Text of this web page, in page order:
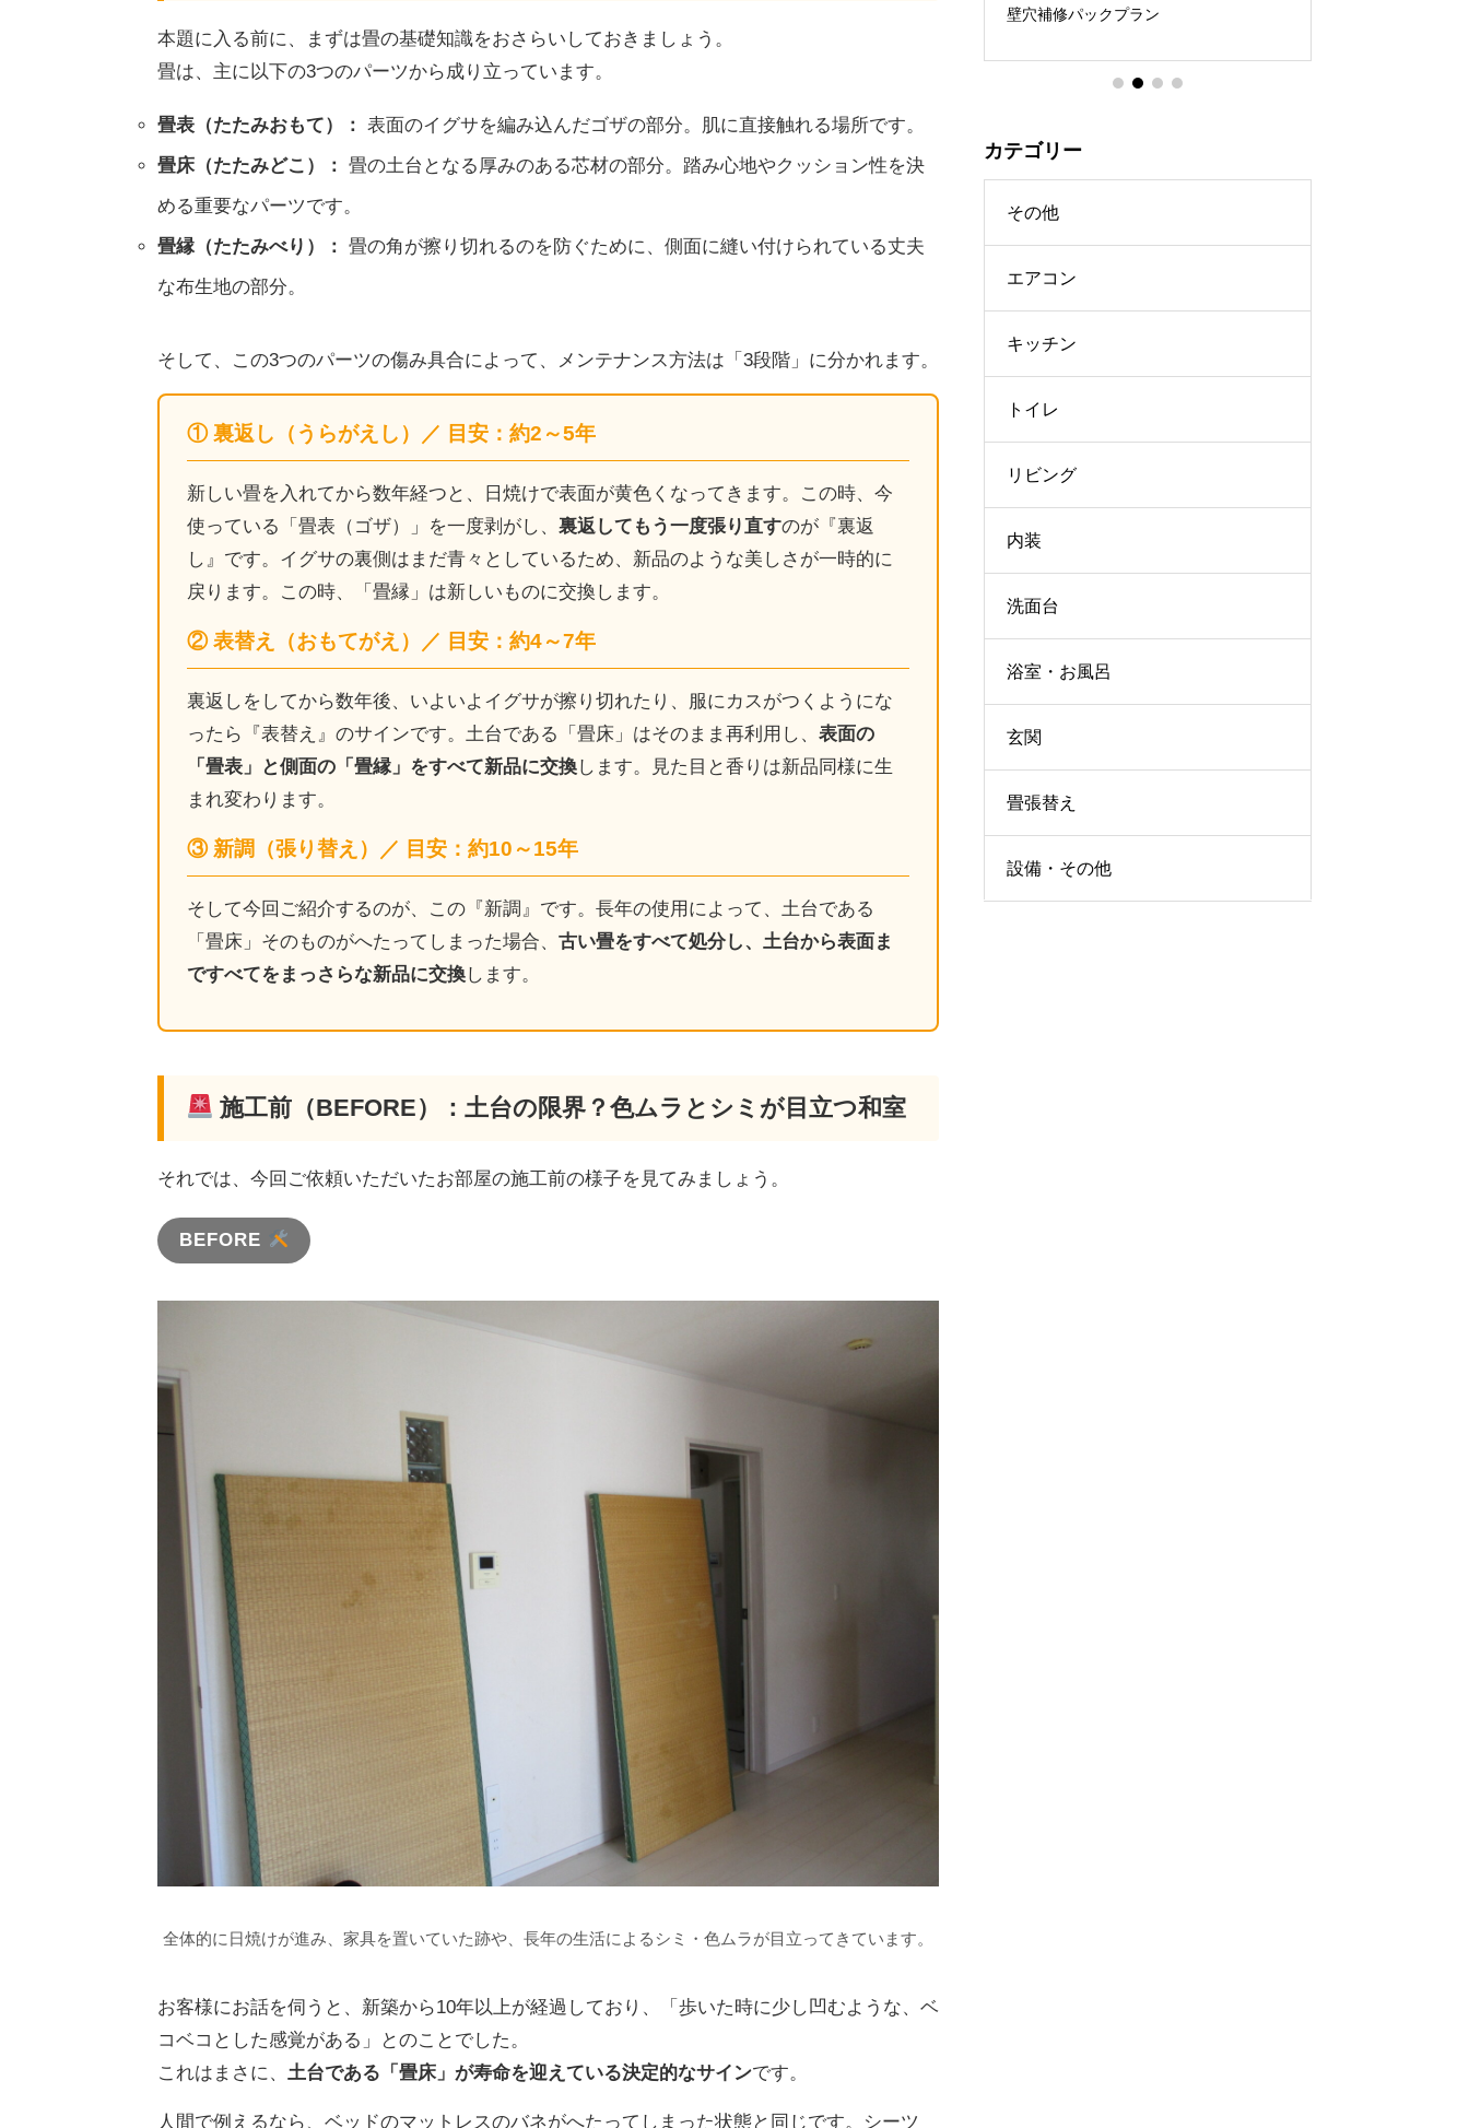
TOP
WORKS
COMPANY
会社概要
NEWS
最新情報
ENTRY
求人採用情報
PRIVACY POLICY
本題に入る前に、まずは畳の基礎知識をおさらいしておきましょう。
畳は、主に以下の3つのパーツから成り立っています。
畳表（たたみおもて）： 表面のイグサを編み込んだゴザの部分。肌に直接触れる場所です。
畳床（たたみどこ）： 畳の土台となる厚みのある芯材の部分。踏み心地やクッション性を決
める重要なパーツです。
畳縁（たたみべり）： 畳の角が擦り切れるのを防ぐために、側面に縫い付けられている丈夫
な布生地の部分。
そして、この3つのパーツの傷み具合によって、メンテナンス方法は「3段階」に分かれます。
① 裏返し（うらがえし）／ 目安：約2～5年
新しい畳を入れてから数年経つと、日焼けで表面が黄色くなってきます。この時、今
使っている「畳表（ゴザ）」を一度剥がし、 裏返してもう一度張り直すのが『裏返
し』です。イグサの裏側はまだ青々としているため、新品のような美しさが一時的に
戻ります。この時、「畳縁」は新しいものに交換します。
② 表替え（おもてがえ）／ 目安：約4～7年
裏返しをしてから数年後、いよいよイグサが擦り切れたり、服にカスがつくようにな
ったら『表替え』のサインです。土台である「畳床」はそのまま再利用し、 表面の
「畳表」と側面の「畳縁」をすべて新品に交換します。見た目と香りは新品同様に生
まれ変わります。
③ 新調（張り替え）／ 目安：約10～15年
そして今回ご紹介するのが、この『新調』です。長年の使用によって、土台である
「畳床」そのものがへたってしまった場合、 古い畳をすべて処分し、土台から表面ま
ですべてをまっさらな新品に交換します。
施工前（BEFORE）：土台の限界？色ムラとシミが目立つ和室
それでは、今回ご依頼いただいたお部屋の施工前の様子を見てみましょう。
BEFORE
全体的に日焼けが進み、家具を置いていた跡や、長年の生活によるシミ・色ムラが目立ってきています。
お客様にお話を伺うと、新築から10年以上が経過しており、「歩いた時に少し凹むような、ベ
コベコとした感覚がある」とのことでした。
これはまさに、 土台である「畳床」が寿命を迎えている決定的なサインです。
人間で例えるなら、ベッドのマットレスのバネがへたってしまった状態と同じです。シーツ
壁穴補修パックプラン
カテゴリー
その他
エアコン
キッチン
トイレ
リビング
内装
洗面台
浴室・お風呂
玄関
畳張替え
設備・その他